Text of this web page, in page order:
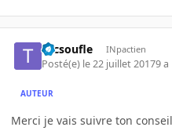
tucsoufle INpactien
Posté(e) le 22 juillet 20179 a
AUTEUR
Merci je vais suivre ton conseil